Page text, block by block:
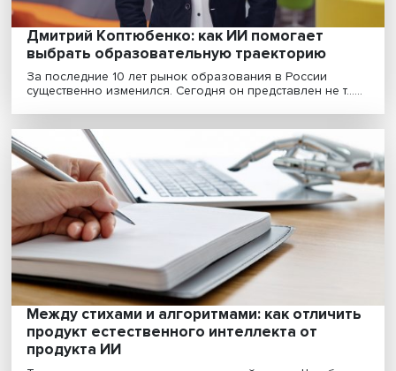
Андрей Комиссаров: «В образовании у
данные, тот и молодец»
Чтобы рекомендовать ребенку направление
профессионального развития, нужно понять его
потенциал. А......